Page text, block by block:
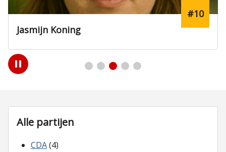
Jasmijn Koning
#10
Play
/
Alle partijen
CDA(4)